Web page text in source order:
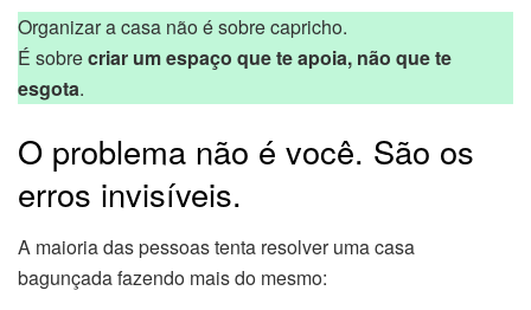
Organizar a casa não é sobre capricho.
É sobrecriar um espaço que te apoia, não que te
esgota.
O problema não é você. São os
erros invisíveis.
A maioria das pessoas tenta resolver uma casa
bagunçada fazendo mais do mesmo: